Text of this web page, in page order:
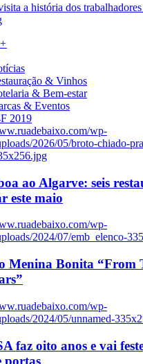
a história dos
+
& Vinhos
& Bem-estar
& Eventos
2019
wp-
2026/05/broto-chiado-
ao Algarve: seis
este maio
wp-
2024/07/emb_elenco-
Menina Bonita “From
wp-
2024/05/unnamed-
faz oito anos e vai
portas